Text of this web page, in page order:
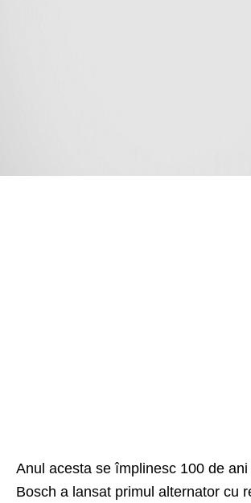
Anul acesta se împlinesc 100 de ani
Bosch a lansat primul alternator cu